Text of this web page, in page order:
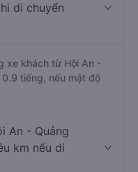
di chuyển
xe khách từ Hội An -
tiếng, nếu mật độ
An - Quảng
km nếu di